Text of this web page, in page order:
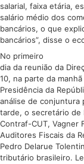
salarial, faixa etária,
salário médio dos
bancários, o que
bancários”, disse o
No primeiro
dia da reunião da
10, na parte da
Presidência da
análise de conjuntura
tarde, o secretário de
Contraf-CUT, Vagner
Auditores Fiscais da
Pedro Delarue
tributário brasileiro.